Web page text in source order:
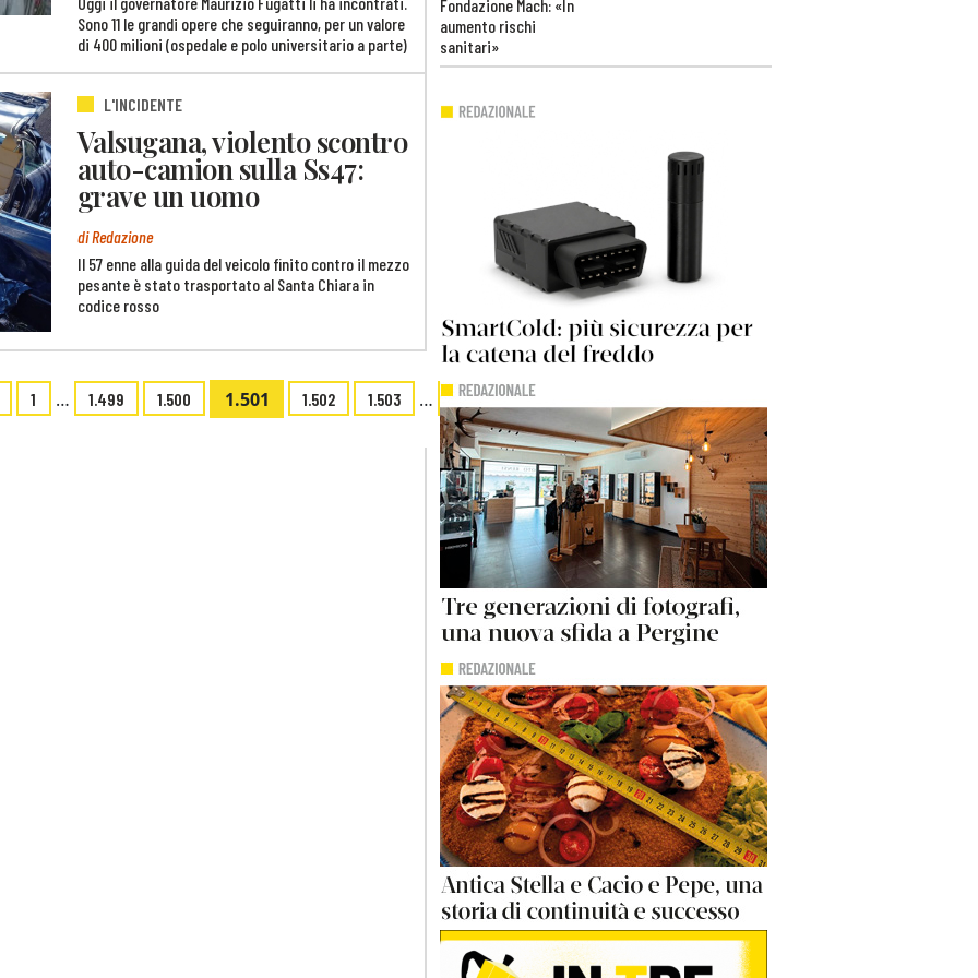
Sono 11 le grandi opere che seguiranno, per un valore
di 400 milioni (ospedale e polo universitario a parte)
L'INCIDENTE
Valsugana, violento scontro
auto-camion sulla Ss47:
grave un uomo
di Redazione
Il 57 enne alla guida del veicolo finito contro il mezzo
pesante è stato trasportato al Santa Chiara in
codice rosso
1 … 1.499 1.500 1.501 1.502 1.503 … 1.597 >
Fondazione Mach: «In
aumento rischi
sanitari»